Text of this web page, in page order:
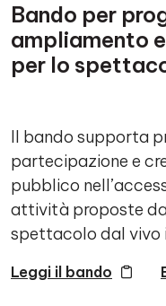
Bando per
ampliamento
per lo
Il bando supporta
partecipazione e
pubblico
attività proposte
spettacolo dal vivo
Leggi il bando